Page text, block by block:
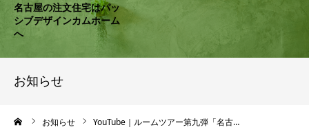
名古屋の注文住宅はパッ
シブデザインカムホーム
へ
お知らせ
お知らせ YouTube｜ルームツアー第九弾「名古…
CONCEPT